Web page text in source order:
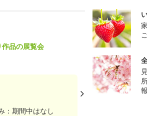
品の展覧会
：期間中はなし